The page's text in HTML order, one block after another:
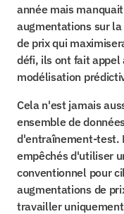
année mais
augmentations sur
de prix qui
défi, ils ont fait appel
modélisation
Cela n'est jamais
ensemble de
d'entraînement-test.
empêchés d'utiliser
conventionnel pour
augmentations de
travailler